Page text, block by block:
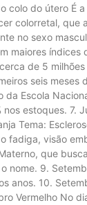
colo do útero É
colorretal, que
no sexo
maiores índices
de 5
seis meses
da Escola
estoques. 7.
Tema:
fadiga, visão
que
nome. 9.
anos. 10.
Vermelho No